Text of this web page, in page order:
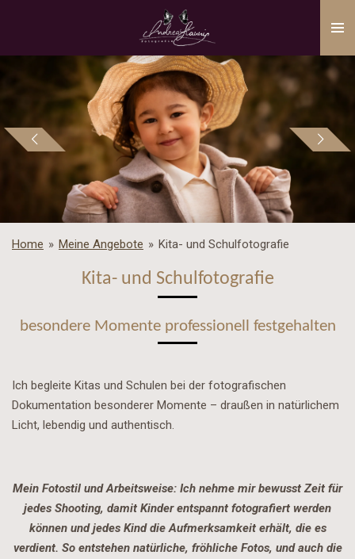
springen
Home » Meine Angebote » Kita- und Schulfotografie
Kita- und Schulfotografie
besondere Momente professionell festgehalten
Ich begleite Kitas und Schulen bei der fotografischen
Dokumentation besonderer Momente – draußen in natürlichem
Licht, lebendig und authentisch.
Mein Fotostil und Arbeitsweise: Ich nehme mir bewusst Zeit für
jedes Shooting, damit Kinder entspannt fotografiert werden
können und jedes Kind die Aufmerksamkeit erhält, die es
verdient. So entstehen natürliche, fröhliche Fotos, und auch die